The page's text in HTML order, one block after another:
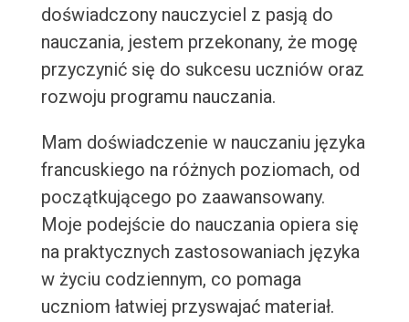
doświadczony nauczyciel z pasją do
nauczania, jestem przekonany, że mogę
przyczynić się do sukcesu uczniów oraz
rozwoju programu nauczania.
Mam doświadczenie w nauczaniu języka
francuskiego na różnych poziomach, od
początkującego po zaawansowany.
Moje podejście do nauczania opiera się
na praktycznych zastosowaniach języka
w życiu codziennym, co pomaga
uczniom łatwiej przyswajać materiał.